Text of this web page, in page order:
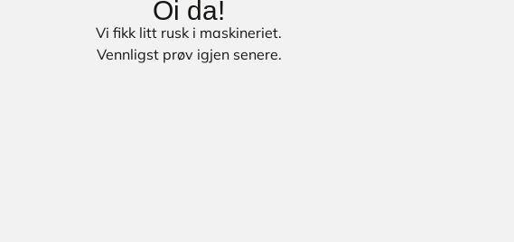
Oi da!
Vi fikk litt rusk i maskineriet.
Vennligst prøv igjen senere.